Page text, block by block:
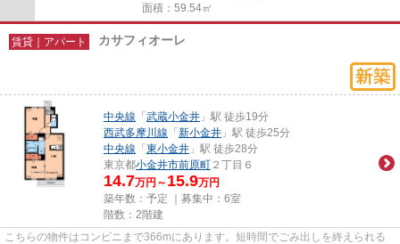
面積：59.54㎡
賃貸｜アパート カサフィオーレ
中央線 「 武蔵小金井 」駅 徒歩19分
西武多摩川線 「 新小金井 」駅 徒歩25分
中央線 「 東小金井 」駅 徒歩28分
東京都小金井市前原町 ２丁目６
14.7万円～ 15.9万円
築年数：予定 ｜募集中： 6室
階数：2階建
こちらの物件はコンビニまで366mにあります。短時間でごみ出しを終えられる